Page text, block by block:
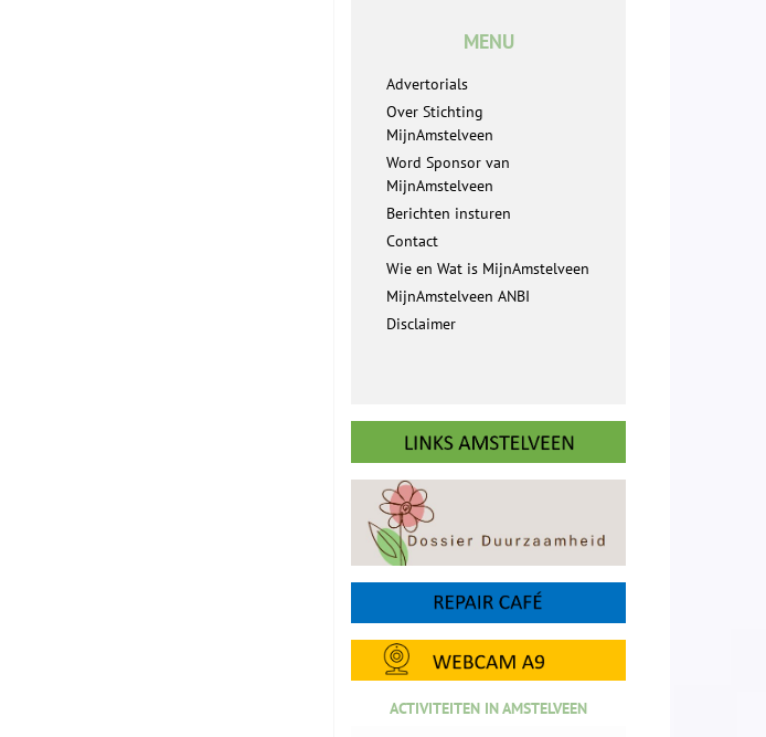
MENU
Advertorials
Over Stichting
MijnAmstelveen
Word Sponsor van
MijnAmstelveen
Berichten insturen
Contact
Wie en Wat is MijnAmstelveen
MijnAmstelveen ANBI
Disclaimer
ACTIVITEITEN IN AMSTELVEEN